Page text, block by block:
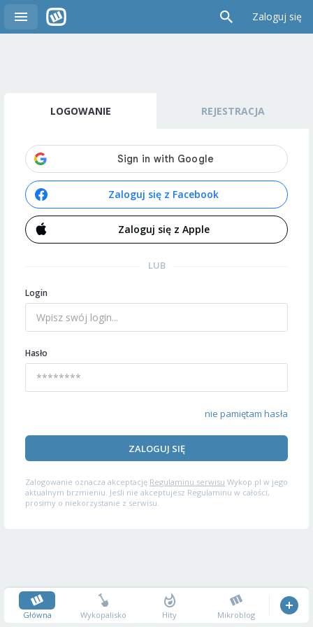
Zaloguj się
LOGOWANIE REJESTRACJA
Zaloguj się z Facebook
Zaloguj się z Apple
LUB
Login
Hasło
nie pamiętam hasła
ZALOGUJ SIĘ
Zalogowanie oznacza akceptację Regulaminu serwisu Wykop.pl w jego
aktualnym brzmieniu. Jeśli nie akceptujesz Regulaminu w całości,
prosimy o niekorzystanie z serwisu.
Główna Wykopalisko Hity Mikroblog